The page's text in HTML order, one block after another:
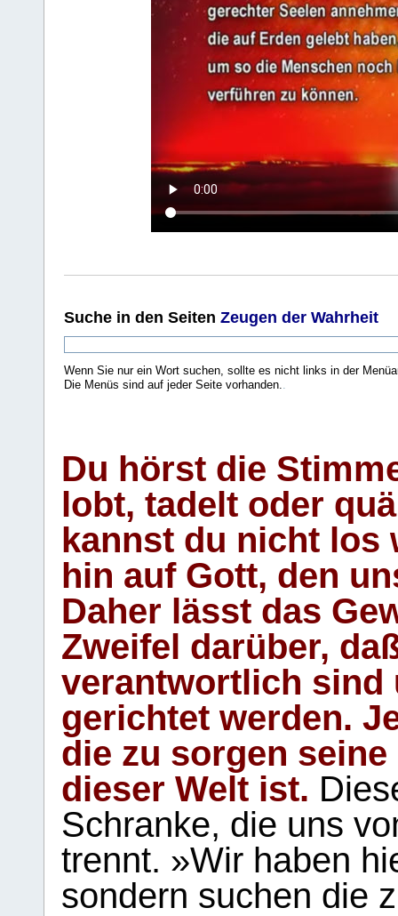
Suche in den Seiten Zeugen der Wahrheit
Wenn Sie nur ein Wort suchen, sollte es nicht links in der
Die Menüs sind auf jeder Seite vorhanden..
Du hörst die
lobt, tadelt oder
kannst du nicht los
hin auf Gott, den
Daher lässt das
Zweifel darüber,
verantwortlich sind
gerichtet werden.
die zu sorgen
dieser Welt ist.
Schranke, die uns
trennt. »Wir haben
sondern suchen die